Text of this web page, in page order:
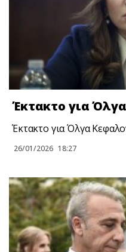
Έκτακτo για
Έκτακτo για Όλγα
26/01/2026 18:27